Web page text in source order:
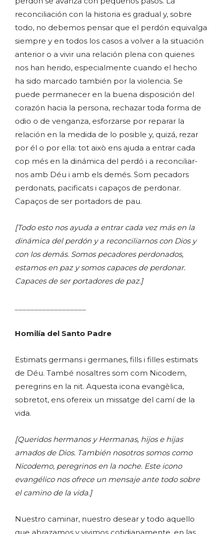
reconciliación con la historia es gradual y, sobre
todo, no debemos pensar que el perdón equivalga
siempre y en todos los casos a volver a la situación
anterior o a vivir una relación plena con quienes
nos han herido, especialmente cuando el hecho
ha sido marcado también por la violencia. Se
puede permanecer en la buena disposición del
corazón hacia la persona, rechazar toda forma de
odio o de venganza, esforzarse por reparar la
relación en la medida de lo posible y, quizá, rezar
por él o por ella: tot això ens ajuda a entrar cada
cop més en la dinámica del perdó i a reconciliar-
nos amb Déu i amb els demés. Som pecadors
perdonats, pacificats i capaços de perdonar.
Capaços de ser portadors de pau.
[Todo esto nos ayuda a entrar cada vez más en la
dinámica del perdón y a reconciliarnos con Dios y
con los demás. Somos pecadores perdonados,
estamos en paz y somos capaces de perdonar.
Capaces de ser portadores de paz.]
Homilía del Santo Padre
Estimats germans i germanes, fills i filles estimats
de Déu. També nosaltres som com Nicodem,
peregrins en la nit. Aquesta icona evangèlica,
sobretot, ens ofereix un missatge del camí de la
vida.
[Queridos hermanos y Hermanas, hijos e hijas
amados de Dios. También nosotros somos como
Nicodemo, peregrinos en la noche. Este icono
evangélico nos ofrece un mensaje ante todo sobre
el camino de la vida.]
Nuestro caminar, nuestro desear y todo aquello